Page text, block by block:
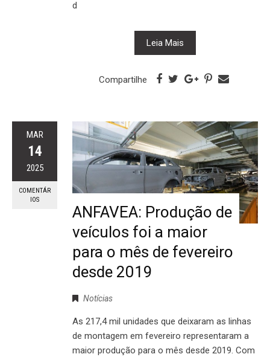
d
Leia Mais
Compartilhe
MAR
14
2025
COMENTÁR
IOS
ANFAVEA: Produção de
veículos foi a maior
para o mês de fevereiro
desde 2019
Notícias
As 217,4 mil unidades que deixaram as linhas
de montagem em fevereiro representaram a
maior produção para o mês desde 2019. Com